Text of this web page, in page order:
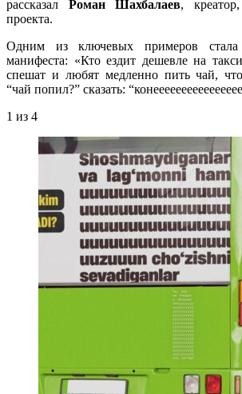
рассказал Роман Шахбалаев,
проекта.
Одним из ключевых примеров стала
манифеста: «Кто ездит дешевле на
спешат и любят медленно пить чай,
“чай попил?” сказать:
1 из 4